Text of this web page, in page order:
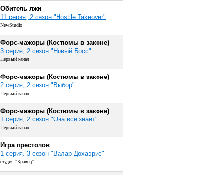
Обитель лжи
11 серия, 2 сезон "Hostile Takeover"
NewStudio
Форс-мажоры (Костюмы в законе)
3 серия, 2 сезон "Новый Босс"
Первый канал
Форс-мажоры (Костюмы в законе)
2 серия, 2 сезон "Выбор"
Первый канал
Форс-мажоры (Костюмы в законе)
1 серия, 2 сезон "Она все знает"
Первый канал
Игра престолов
1 серия, 3 сезон "Валар Дохаэрис"
студия "Кравец"